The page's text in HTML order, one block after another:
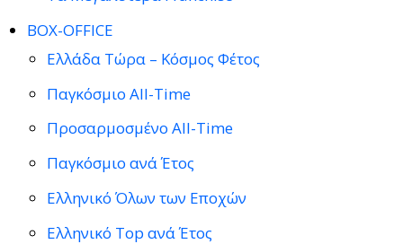
BOX-OFFICE
Ελλάδα Τώρα – Κόσμος Φέτος
Παγκόσμιο All-Time
Προσαρμοσμένο All-Time
Παγκόσμιο ανά Έτος
Ελληνικό Όλων των Εποχών
Ελληνικό Top ανά Έτος